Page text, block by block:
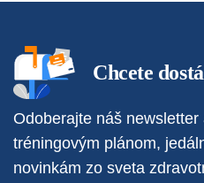
Chcete
Odoberajte náš
tréningovým plánom,
novinkám zo sveta